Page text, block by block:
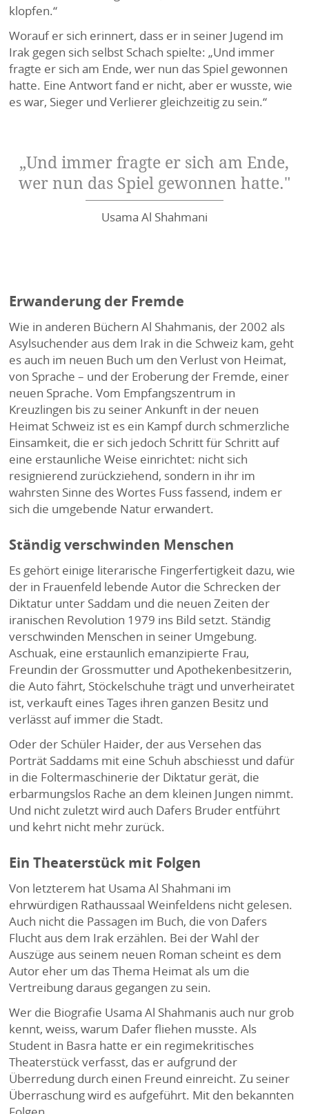
klopfen.“
Worauf er sich erinnert, dass er in seiner Jugend im
Irak gegen sich selbst Schach spielte: „Und immer
fragte er sich am Ende, wer nun das Spiel gewonnen
hatte. Eine Antwort fand er nicht, aber er wusste, wie
es war, Sieger und Verlierer gleichzeitig zu sein.“
„Und immer fragte er sich am Ende,
wer nun das Spiel gewonnen hatte."
Usama Al Shahmani
Erwanderung der Fremde
Wie in anderen Büchern Al Shahmanis, der 2002 als
Asylsuchender aus dem Irak in die Schweiz kam, geht
es auch im neuen Buch um den Verlust von Heimat,
von Sprache – und der Eroberung der Fremde, einer
neuen Sprache. Vom Empfangszentrum in
Kreuzlingen bis zu seiner Ankunft in der neuen
Heimat Schweiz ist es ein Kampf durch schmerzliche
Einsamkeit, die er sich jedoch Schritt für Schritt auf
eine erstaunliche Weise einrichtet: nicht sich
resignierend zurückziehend, sondern in ihr im
wahrsten Sinne des Wortes Fuss fassend, indem er
sich die umgebende Natur erwandert.
Ständig verschwinden Menschen
Es gehört einige literarische Fingerfertigkeit dazu, wie
der in Frauenfeld lebende Autor die Schrecken der
Diktatur unter Saddam und die neuen Zeiten der
iranischen Revolution 1979 ins Bild setzt. Ständig
verschwinden Menschen in seiner Umgebung.
Aschuak, eine erstaunlich emanzipierte Frau,
Freundin der Grossmutter und Apothekenbesitzerin,
die Auto fährt, Stöckelschuhe trägt und unverheiratet
ist, verkauft eines Tages ihren ganzen Besitz und
verlässt auf immer die Stadt.
Oder der Schüler Haider, der aus Versehen das
Porträt Saddams mit eine Schuh abschiesst und dafür
in die Foltermaschinerie der Diktatur gerät, die
erbarmungslos Rache an dem kleinen Jungen nimmt.
Und nicht zuletzt wird auch Dafers Bruder entführt
und kehrt nicht mehr zurück.
Ein Theaterstück mit Folgen
Von letzterem hat Usama Al Shahmani im
ehrwürdigen Rathaussaal Weinfeldens nicht gelesen.
Auch nicht die Passagen im Buch, die von Dafers
Flucht aus dem Irak erzählen. Bei der Wahl der
Auszüge aus seinem neuen Roman scheint es dem
Autor eher um das Thema Heimat als um die
Vertreibung daraus gegangen zu sein.
Wer die Biografie Usama Al Shahmanis auch nur grob
kennt, weiss, warum Dafer fliehen musste. Als
Student in Basra hatte er ein regimekritisches
Theaterstück verfasst, das er aufgrund der
Überredung durch einen Freund einreicht. Zu seiner
Überraschung wird es aufgeführt. Mit den bekannten